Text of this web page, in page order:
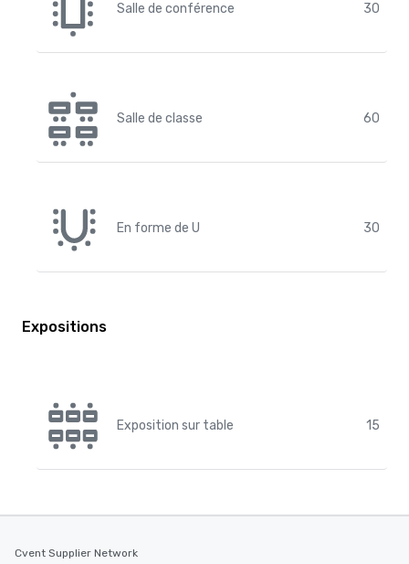
Salle de conférence 30
Salle de classe 60
En forme de U 30
Expositions
Exposition sur table 15
Cvent Supplier Network